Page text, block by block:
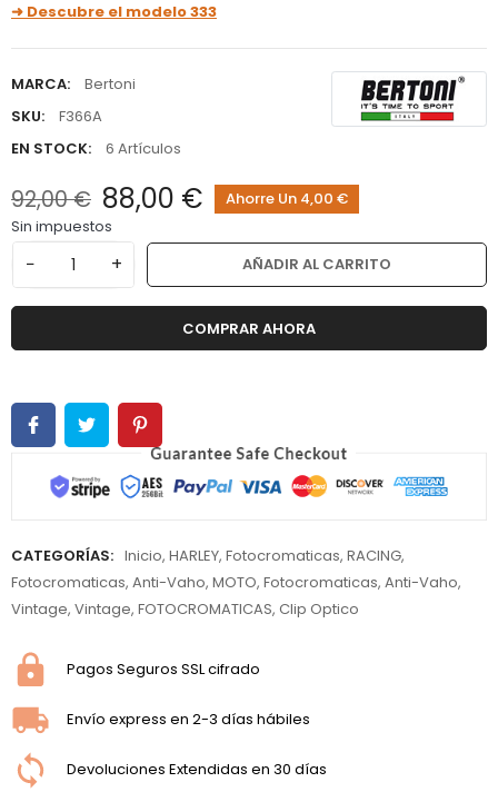
➜ Descubre el modelo 333
MARCA:
Bertoni
SKU:
F366A
EN STOCK:
6 Artículos
92,00 € 88,00 €
Ahorre Un 4,00 €
Sin impuestos
− + AÑADIR AL CARRITO
COMPRAR AHORA
CATEGORÍAS: Inicio, HARLEY, Fotocromaticas, RACING,
Fotocromaticas, Anti-Vaho, MOTO, Fotocromaticas, Anti-Vaho,
Vintage, Vintage, FOTOCROMATICAS, Clip Optico
Pagos Seguros SSL cifrado
Envío express en 2-3 días hábiles
Devoluciones Extendidas en 30 días